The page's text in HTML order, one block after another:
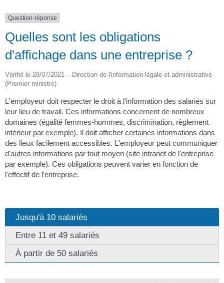
Question-réponse
Quelles sont les obligations
d'affichage dans une entreprise ?
Vérifié le 28/07/2021 – Direction de l'information légale et administrative
(Premier ministre)
L'employeur doit respecter le droit à l'information des salariés sur
leur lieu de travail. Ces informations concernent de nombreux
domaines (égalité femmes-hommes, discrimination, règlement
intérieur par exemple). Il doit afficher certaines informations dans
des lieux facilement accessibles. L'employeur peut communiquer
d'autres informations par tout moyen (site intranet de l'entreprise
par exemple). Ces obligations peuvent varier en fonction de
l'effectif de l'entreprise.
Jusqu'à 10 salariés
Entre 11 et 49 salariés
À partir de 50 salariés